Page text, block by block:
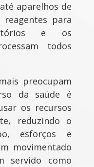
aparelhos de
reagentes para
e os
todos
preocupam
da saúde é
os recursos
reduzindo o
esforços e
movimentado
servido como